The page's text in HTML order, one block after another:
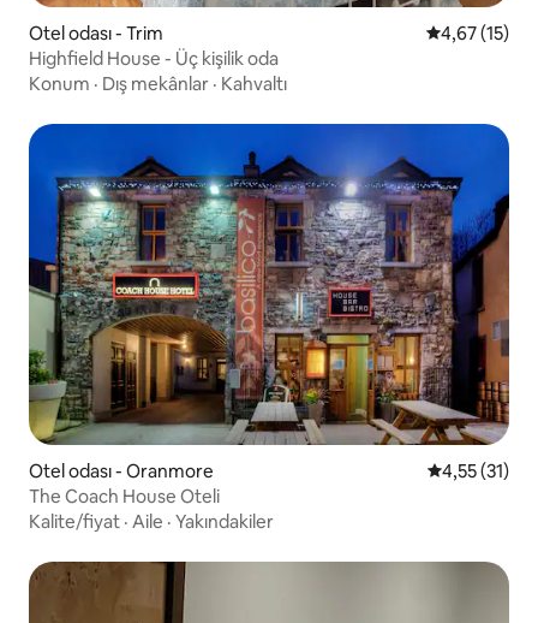
Otel odası - Trim 5 üzerinden
4,67 (15)
Highfield House - Üç kişilik oda
Konum · Dış mekânlar · Kahvaltı
Otel odası - Oranmore 5 üzerinden
4,55 (31)
The Coach House Oteli
Kalite/fiyat · Aile · Yakındakiler